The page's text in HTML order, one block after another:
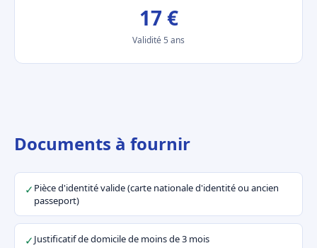
17 €
Validité 5 ans
Documents à fournir
✓ Pièce d'identité valide (carte nationale d'identité ou ancien
passeport)
✓Justificatif de domicile de moins de 3 mois